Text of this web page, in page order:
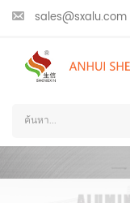
sales@sxalu.com